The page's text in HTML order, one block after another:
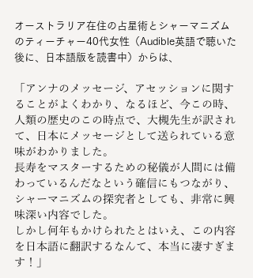
オーストラリア在住の占星術とシャーマニズム
のティーチャー40代女性（Audible英語で聴いた
後に、日本語版を読書中）からは、
「アンナのメッセージ、アセッションに関す
ることがよくわかり、なるほど、今この時、
人類の歴史のこの時点で、大槻先生が訳され
て、日本にメッセージとして送られている意
味がわかりました。
長寿をマスターするための秘儀が人間には備
わっているんだなという確信にもつながり、
シャーマニズムの探究者としても、非常に興
味深い内容でした。
しかし何年もかけられたとはいえ、この内容
を日本語に翻訳するなんて、本当に凄すぎま
す！」